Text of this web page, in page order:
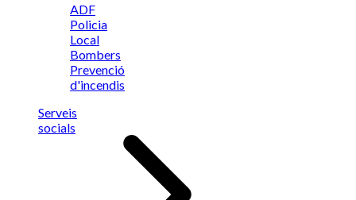
ADF
Policia
Local
Bombers
Prevenció
d'incendis
Serveis
socials